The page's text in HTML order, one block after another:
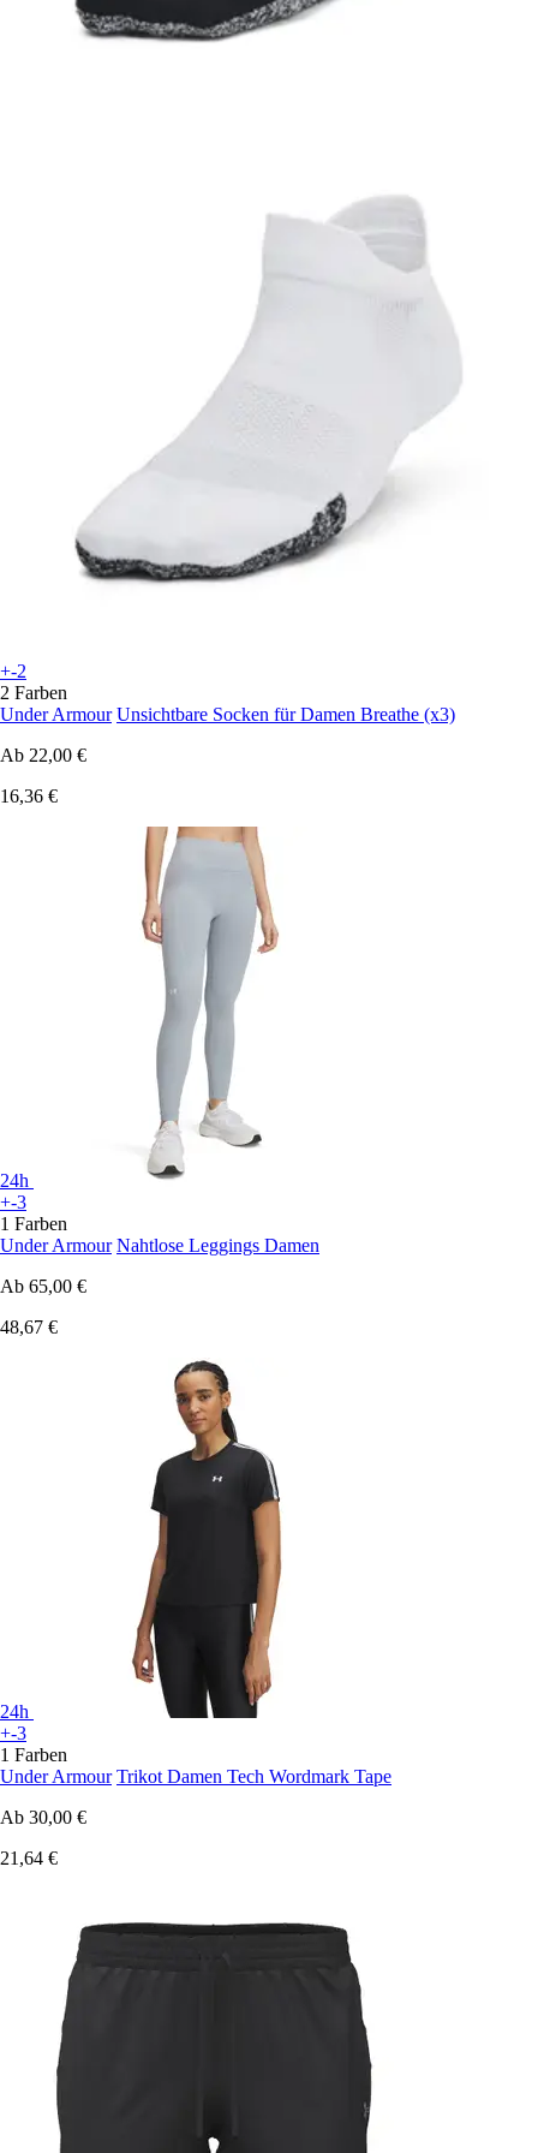
+-2
2 Farben
Under Armour Unsichtbare Socken für Damen Breathe (x3)
Ab 22,00 €
16,36 €
24h
+-3
1 Farben
Under Armour Nahtlose Leggings Damen
Ab 65,00 €
48,67 €
24h
+-3
1 Farben
Under Armour Trikot Damen Tech Wordmark Tape
Ab 30,00 €
21,64 €